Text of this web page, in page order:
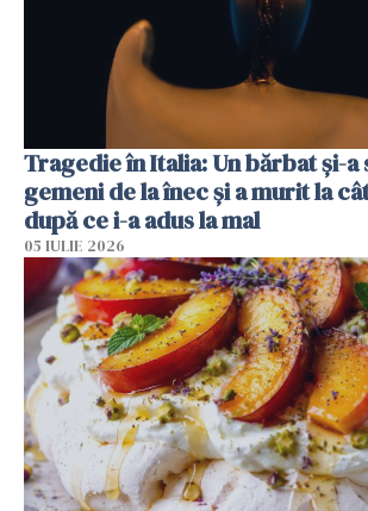
Tragedie în Italia: Un bărbat și-
gemeni de la înec și a murit la
după ce i-a adus la mal
05 IULIE 2026